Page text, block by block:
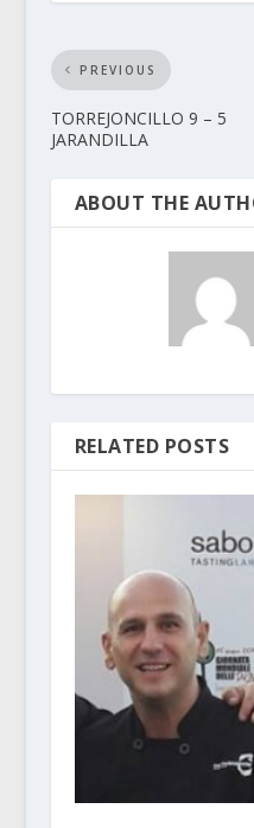
PREVIOUS
TORREJONCILLO 9 – 5
JARANDILLA
ABOUT THE
RELATED POSTS